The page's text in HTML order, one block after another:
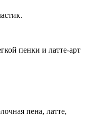
пенки и латте-арт
пена, латте,